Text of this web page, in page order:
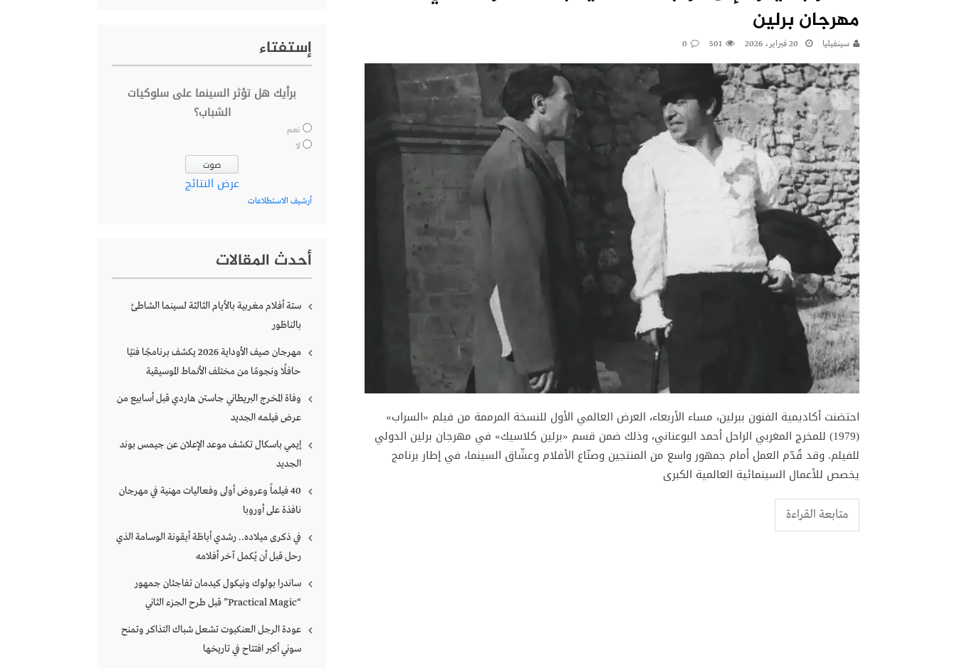
مهرجان برلين
سينفيليا 20 فبراير، 2026 501
0
احتضنت أكاديمية الفنون ببرلين، مساء الأربعاء، العرض العالمي الأول للنسخة المرممة من فيلم «السراب»
(1979) للمخرج المغربي الراحل أحمد البوعناني، وذلك ضمن قسم «برلين كلاسيك» في مهرجان برلين الدولي
للفيلم. وقد قُدّم العمل أمام جمهور واسع من المنتجين وصنّاع الأفلام وعشّاق السينما، في إطار برنامج
يخصص للأعمال السينمائية العالمية الكبرى
متابعة القراءة
إستفتاء
برأيك هل تؤثر السينما على سلوكيات
الشباب؟
نعم
لا
عرض النتائج
أرشيف الاستطلاعات
أحدث المقالات
ستة أفلام مغربية بالأيام الثالثة لسينما الشاطئ
بالناظور
مهرجان صيف الأوداية 2026 يكشف برنامجًا فنيًا
حافلًا ونجومًا من مختلف الأنماط الموسيقية
وفاة المخرج البريطاني جاستن هاردي قبل أسابيع من
عرض فيلمه الجديد
إيمي باسكال تكشف موعد الإعلان عن جيمس بوند
الجديد
40 فيلماً وعروض أولى وفعاليات مهنية في مهرجان
نافذة على أوروبا
في ذكرى ميلاده.. رشدي أباظة أيقونة الوسامة الذي
رحل قبل أن يُكمل آخر أفلامه
ساندرا بولوك ونيكول كيدمان تفاجئان جمهور
“Practical Magic” قبل طرح الجزء الثاني
عودة الرجل العنكبوت تشعل شباك التذاكر وتمنح
سوني أكبر افتتاح في تاريخها